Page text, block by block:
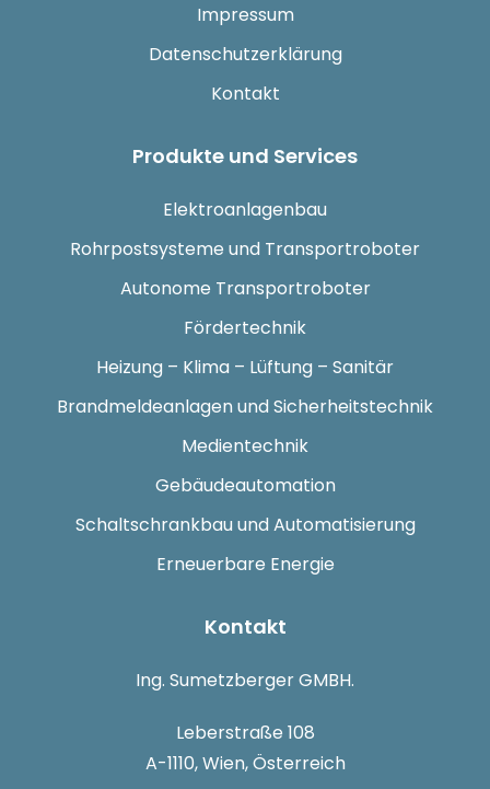
Impressum
Datenschutzerklärung
Kontakt
Produkte und Services
Elektroanlagenbau
Rohrpostsysteme und Transportroboter
Autonome Transportroboter
Fördertechnik
Heizung – Klima – Lüftung – Sanitär
Brandmeldeanlagen und Sicherheitstechnik
Medientechnik
Gebäudeautomation
Schaltschrankbau und Automatisierung
Erneuerbare Energie
Kontakt
Ing. Sumetzberger GMBH.
Leberstraße 108
A-1110, Wien, Österreich